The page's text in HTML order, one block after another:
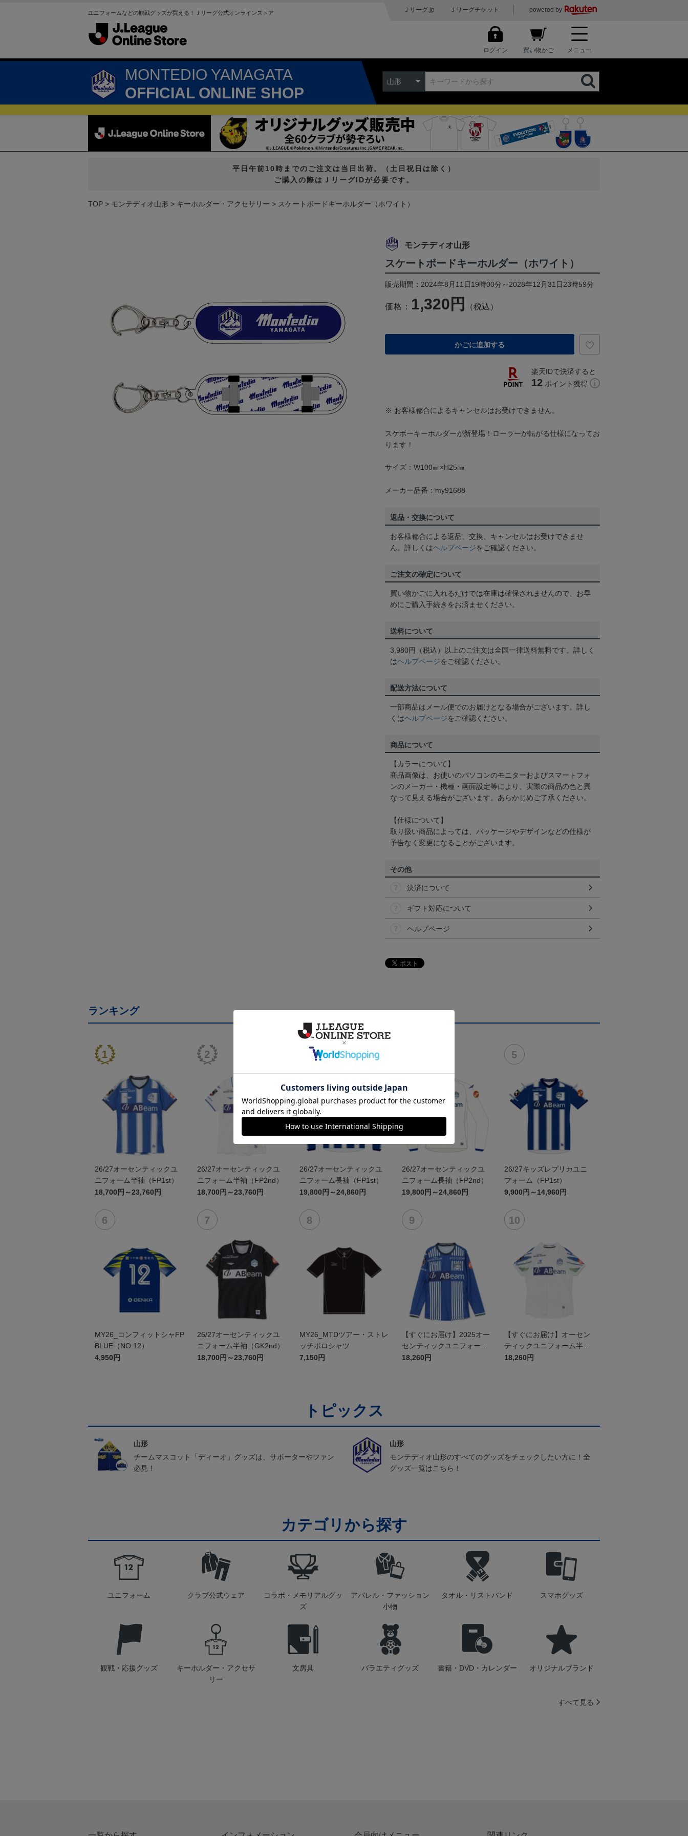
ユニフォームなどの観戦グッズが買える！Ｊリーグ公式オンラインストア Ｊリーグ.jp Ｊリーグチケット powered by
ログイン 買い物かご メニュー
MONTEDIO YAMAGATA
OFFICIAL ONLINE SHOP
山形
平日午前10時までのご注文は当日出荷。（土日祝日は除く）
ご購入の際はＪリーグIDが必要です。
TOP モンテディオ山形 キーホルダー・アクセサリー スケートボードキーホルダー（ホワイト）
モンテディオ山形
スケートボードキーホルダー（ホワイト）
販売期間：2024年8月11日19時00分～2028年12月31日23時59分
価格： 1,320円 （税込）
かごに追加する
楽天IDで決済すると
12 ポイント獲得
※ お客様都合によるキャンセルはお受けできません。
スケボーキーホルダーが新登場！ローラーが転がる仕様になってお
ります！
サイズ：W100㎜×H25㎜
メーカー品番：my91688
返品・交換について
お客様都合による返品、交換、キャンセルはお受けできませ
ん。詳しくはヘルプページをご確認ください。
ご注文の確定について
買い物かごに入れるだけでは在庫は確保されませんので、お早
めにご購入手続きをお済ませください。
送料について
3,980円（税込）以上のご注文は全国一律送料無料です。詳しく
はヘルプページをご確認ください。
配送方法について
一部商品はメール便でのお届けとなる場合がございます。詳し
くはヘルプページをご確認ください。
商品について
【カラーについて】
商品画像は、お使いのパソコンのモニターおよびスマートフォ
ンのメーカー・機種・画面設定等により、実際の商品の色と異
なって見える場合がございます。あらかじめご了承ください。
【仕様について】
取り扱い商品によっては、パッケージやデザインなどの仕様が
予告なく変更になることがございます。
その他
決済について
ギフト対応について
ヘルプページ
ランキング
26/27オーセンティックユ
ニフォーム半袖（FP1st）
18,700円～23,760円
26/27オーセンティックユ
ニフォーム半袖（FP2nd）
18,700円～23,760円
26/27オーセンティックユ
ニフォーム長袖（FP1st）
19,800円～24,860円
26/27オーセンティックユ
ニフォーム長袖（FP2nd）
19,800円～24,860円
26/27キッズレプリカユニ
フォーム（FP1st）
9,900円～14,960円
MY26_コンフィットシャFP
BLUE（NO.12）
4,950円
26/27オーセンティックユ
ニフォーム半袖（GK2nd）
18,700円～23,760円
MY26_MTDツアー・ストレ
ッチポロシャツ
7,150円
【すぐにお届け】2025オー
センティックユニフォーム
FP1st（長袖）
18,260円
【すぐにお届け】オーセン
ティックユニフォーム半袖
（2026百年構想リーグ）F
18,260円
トピックス
山形
チームマスコット「ディーオ」グッズは、サポーターやファン
必見！
山形
モンテディオ山形のすべてのグッズをチェックしたい方に！全
グッズ一覧はこちら！
カテゴリから探す
ユニフォーム クラブ公式ウェア
コラボ・メモリアルグッ
ズ
アパレル・ファッション
小物
タオル・リストバンド スマホグッズ
観戦・応援グッズ
キーホルダー・アクセサ
リー
文房具 バラエティグッズ 書籍・DVD・カレンダー オリジナルブランド
すべて見る